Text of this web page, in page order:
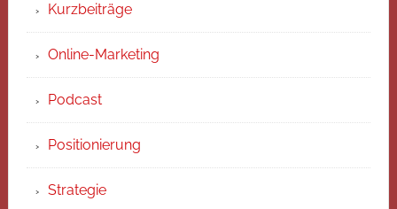
Kurzbeiträge
Online-Marketing
Podcast
Positionierung
Strategie